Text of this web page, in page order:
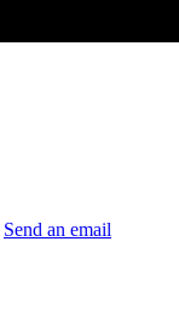
Send an email